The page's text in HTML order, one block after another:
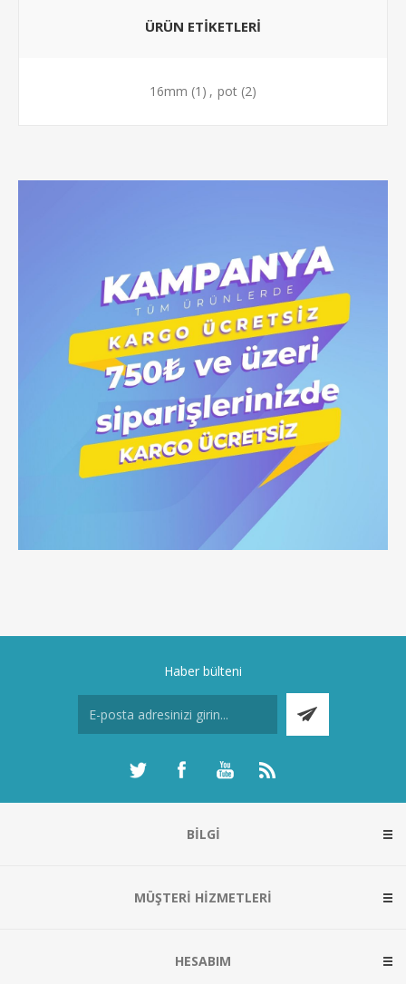
ÜRÜN ETIKETLERI
16mm (1) , pot (2)
Haber bülteni
BILGI
MÜŞTERI HIZMETLERI
HESABIM